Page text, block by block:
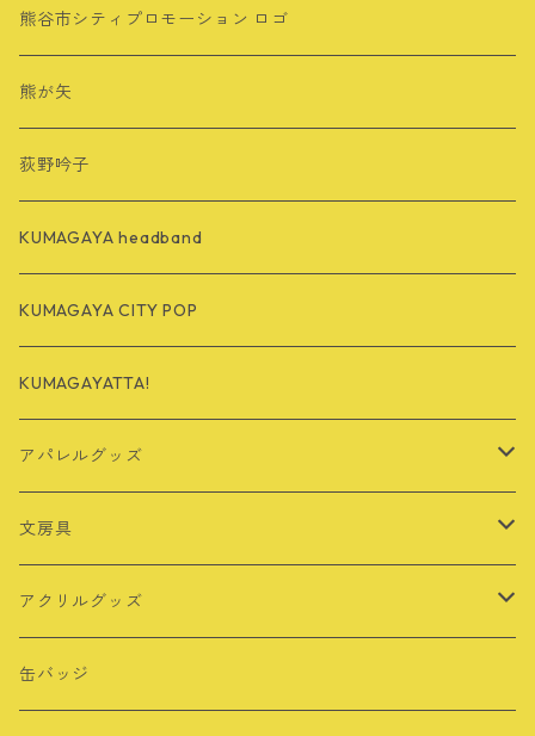
熊谷市シティプロモーション ロゴ
熊が矢
荻野吟子
KUMAGAYA headband
KUMAGAYA CITY POP
KUMAGAYATTA!
アパレルグッズ
Tシャツ
バッグ
その他
文房具
定規
シール・ステッカー
アクリルグッズ
キーホルダー
缶バッジ